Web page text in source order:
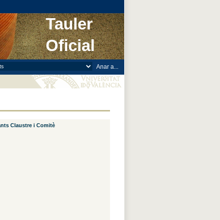
Tauler
Oficial
Claustre i Comitè